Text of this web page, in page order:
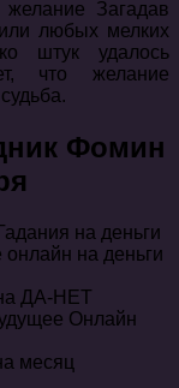
Загадав
любых мелких
штук удалось
что желание
Фомин
на деньги
онлайн на деньги
ДА-НЕТ
Онлайн
месяц